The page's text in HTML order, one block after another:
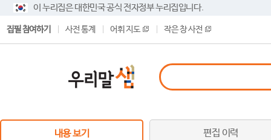
이 누리집은 대한민국 공식 전자정부 누리집입니다.
집필 참여하기 사전 통계 어휘 지도 작은 창 사전
내용 보기 편집 이력